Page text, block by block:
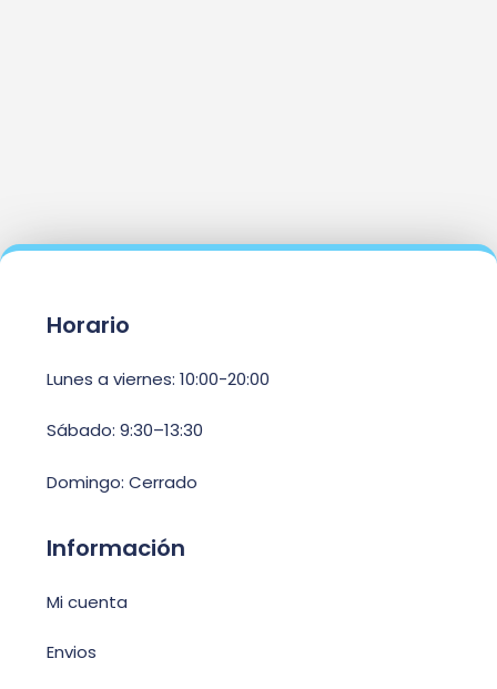
Horario
Lunes a viernes: 10:00-20:00
Sábado: 9:30–13:30
Domingo: Cerrado
Información
Mi cuenta
Envios